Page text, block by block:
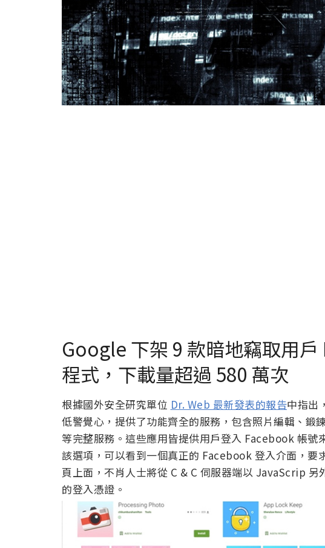
Google 下架 9 款暗地竊取用
程式，下載量超過 580 萬次
根據國外安全研究單位 Dr. Web 最新發表的報告中指出
低警覺心，提供了功能齊全的服務，包含照片編輯、
等完整服務。這些應用皆提供用戶登入 Facebook 帳號
該選項，可以看到一個真正的 Facebook 登入介面，要
頁上面，不肖人士將從 C & C 伺服器端以 JavaScrip
的登入憑證。